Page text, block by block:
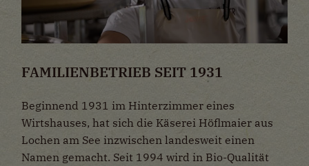
FAMILIENBETRIEB SEIT 1931
Beginnend 1931 im Hinterzimmer eines
Wirtshauses, hat sich die Käserei Höflmaier aus
Lochen am See inzwischen landesweit einen
Namen gemacht. Seit 1994 wird in Bio-Qualität